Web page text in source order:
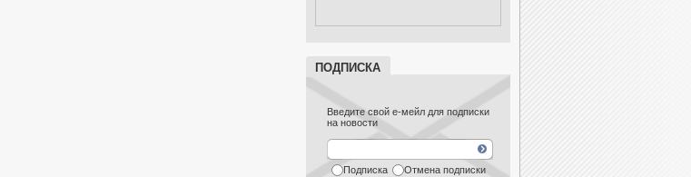
ПОДПИСКА
Введите свой е-мейл для подписки
на новости
Подписка Отмена подписки